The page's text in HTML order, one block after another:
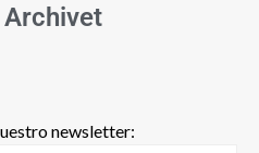
newsletter: